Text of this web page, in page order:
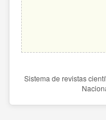
Sistema de revistas